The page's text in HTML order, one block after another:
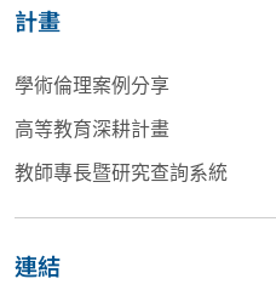
計畫
學術倫理案例分享
高等教育深耕計畫
教師專長暨研究查詢系統
連結